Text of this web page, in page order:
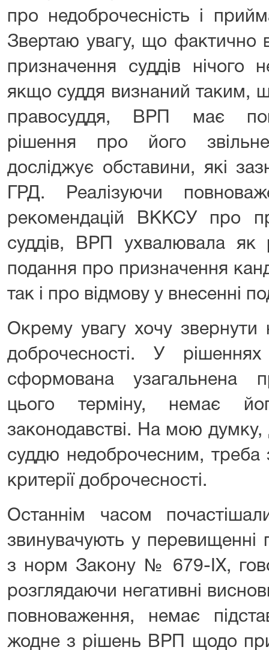
про недоброчесність і
Звертаю увагу, що фактично
призначення суддів нічого
якщо суддя визнаний таким,
правосуддя, ВРП має
рішення про його
досліджує обставини, які
ГРД. Реалізуючи
рекомендацій ВККСУ про
суддів, ВРП ухвалювала як
подання про призначення
так і про відмову у внесенні
Окрему увагу хочу звернути
доброчесності. У
сформована узагальнена
цього терміну, немає
законодавстві. На мою
суддю недоброчесним, треба
критерії доброчесності.
Останнім часом
звинувачують у перевищенні
з норм Закону № 679-IX,
розглядаючи негативні
повноваження, немає
жодне з рішень ВРП щодо